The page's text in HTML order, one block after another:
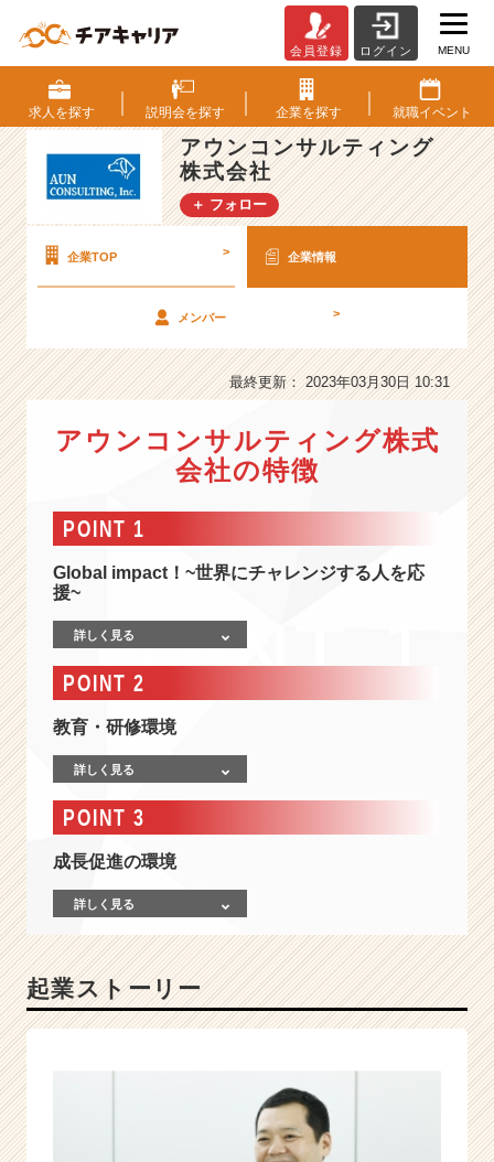
ウ
ン
コ
ン
サ
ル
テ
グ
株
会
社
情
【マ
ー
ロ
バ
を
代
表
る
コ
ン
会員登録 ログイン MENU
求人を探す 説明会を探す 企業を探す 就職イベント
アウンコンサルティング
株式会社
＋ フォロー
企業TOP > 企業情報
メンバー >
最終更新： 2023年03月30日 10:31
アウンコンサルティング株式
会社の特徴
POINT 1
Global impact！~世界にチャレンジする人を応
援~
詳しく見る
POINT 2
教育・研修環境
詳しく見る
POINT 3
成長促進の環境
詳しく見る
起業ストーリー